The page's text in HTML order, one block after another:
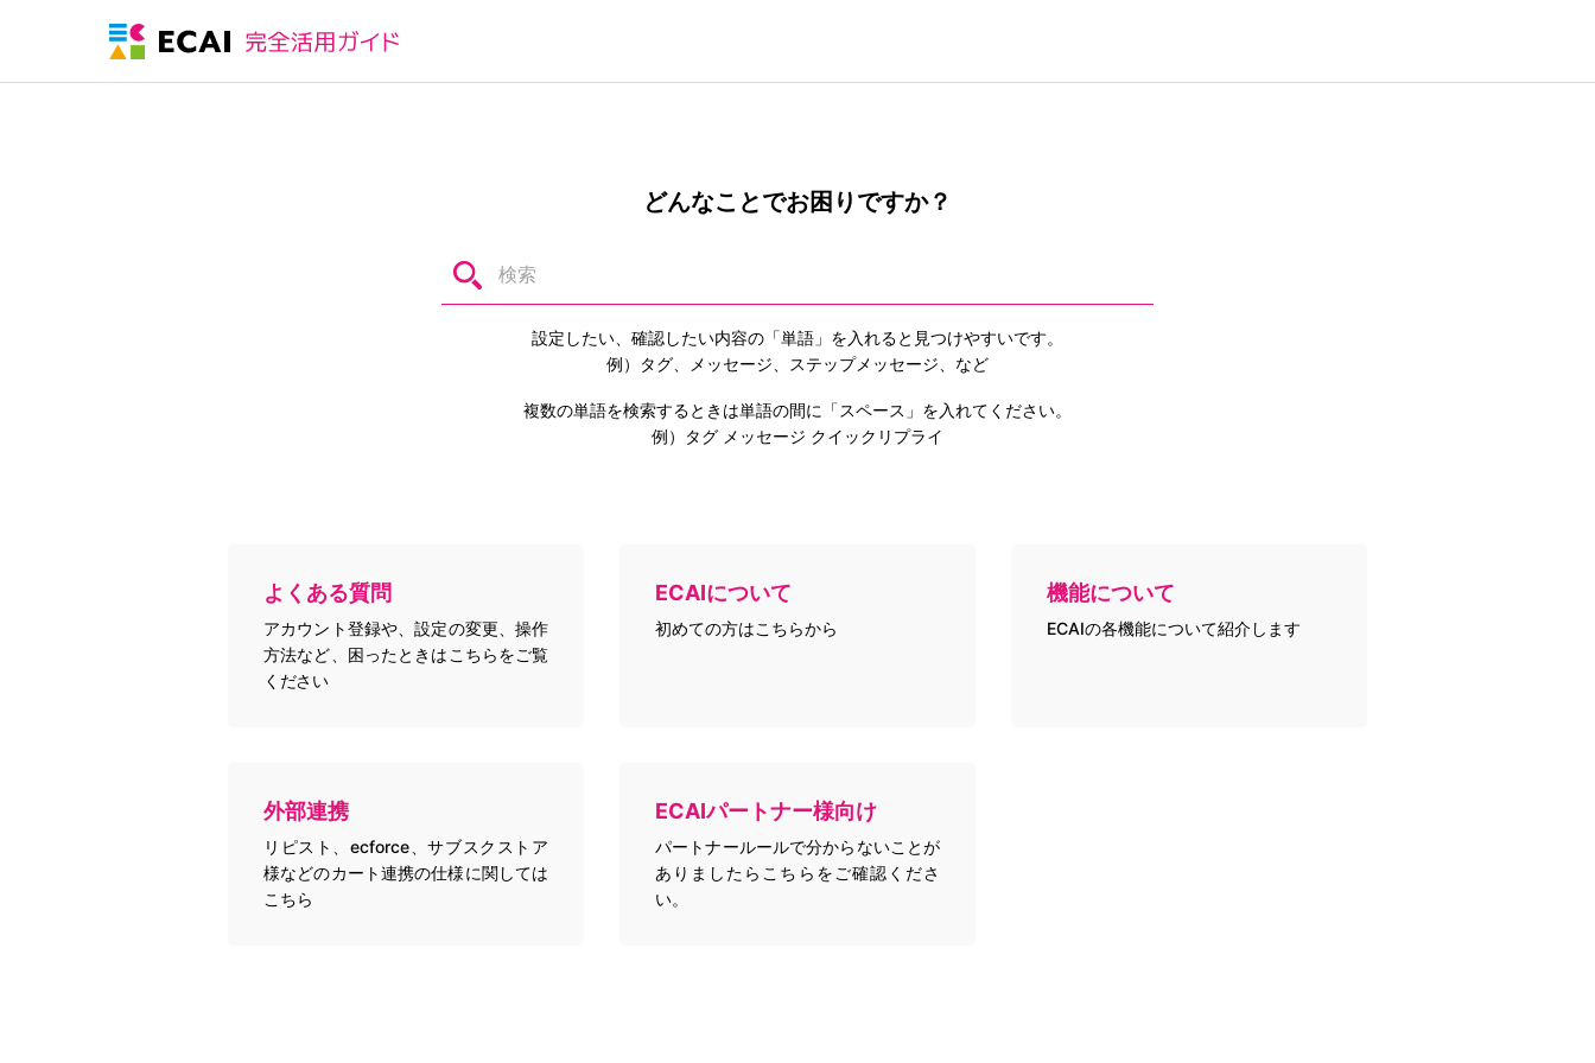
どんなことでお困りですか？
設定したい、確認したい内容の「単語」を入れると 見つけやすいです。
例）タグ、メッセージ、ステップメッセージ、など
複数の単語を検索するときは単語の間に「スペース」を入れてください。
例）タグ メッセージ クイックリプライ
よくある質問
アカウント登録や、設定の変更、操作
方法など、困ったときはこちらをご覧
ください
ECAIについて
初めての方はこちらから
機能について
ECAIの各機能について紹介します
外部連携
リピスト、ecforce、サブスクストア
様などのカート連携の仕様に関しては
こちら
ECAIパートナー様向け
パートナールールで分からないことが
ありましたらこちらをご確認くださ
い。